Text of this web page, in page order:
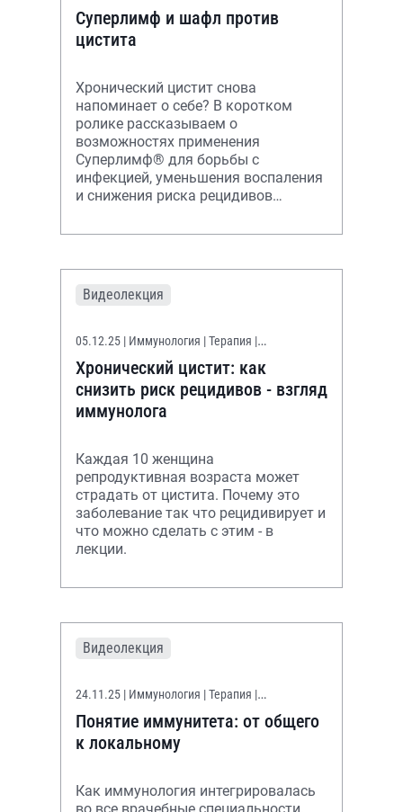
Уронефрология
Суперлимф и шафл против
цистита
Хронический цистит снова
напоминает о себе? В коротком
ролике рассказываем о
возможностях применения
Суперлимф® для борьбы с
инфекцией, уменьшения воспаления
и снижения риска рецидивов
Видеолекция
05.12.25 | Иммунология | Терапия |
Уронефрология
Хронический цистит: как
снизить риск рецидивов - взгляд
иммунолога
Каждая 10 женщина
репродуктивная возраста может
страдать от цистита. Почему это
заболевание так что рецидивирует и
что можно сделать с этим - в
лекции.
Видеолекция
24.11.25 | Иммунология | Терапия |
Уронефрология
Понятие иммунитета: от общего
к локальному
Как иммунология интегрировалась